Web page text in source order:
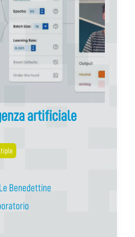
artificiale
Benedettine